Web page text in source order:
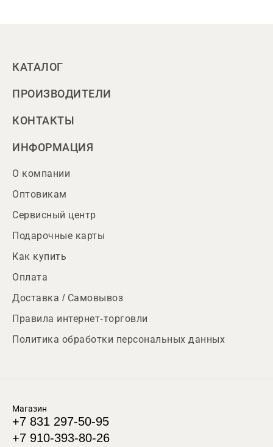
КАТАЛОГ
ПРОИЗВОДИТЕЛИ
КОНТАКТЫ
ИНФОРМАЦИЯ
О компании
Оптовикам
Сервисный центр
Подарочные карты
Как купить
Оплата
Доставка / Самовывоз
Правила интернет-торговли
Политика обработки персональных данных
Магазин
+7 831 297-50-95
+7 910-393-80-26